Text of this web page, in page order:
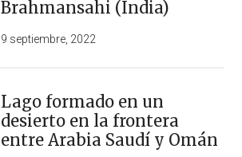
Brahmansahi (India)
9 septiembre, 2022
Lago formado en un
desierto en la frontera
entre Arabia Saudí y Omán